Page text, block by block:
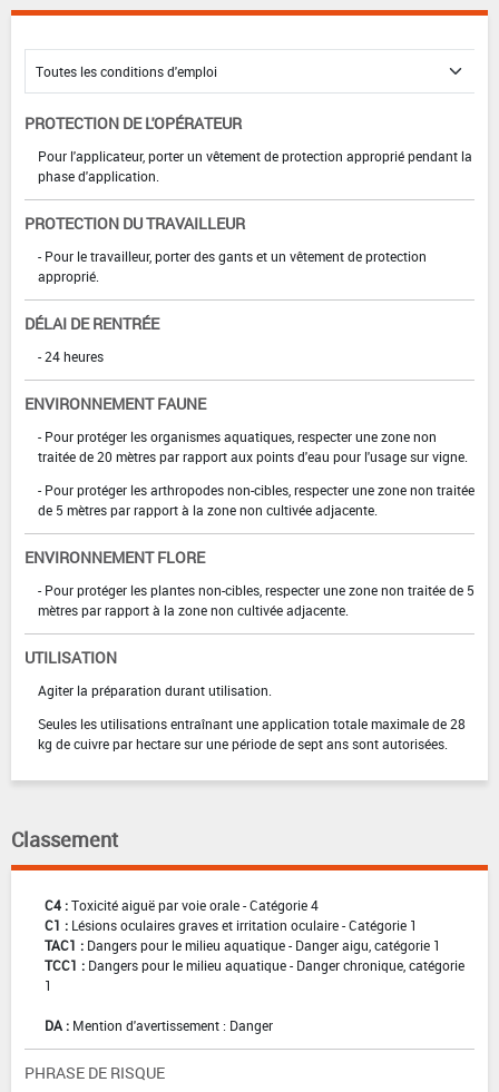
PROTECTION DE L'OPÉRATEUR
Pour l'applicateur, porter un vêtement de protection approprié pendant la
phase d'application.
PROTECTION DU TRAVAILLEUR
- Pour le travailleur, porter des gants et un vêtement de protection
approprié.
DÉLAI DE RENTRÉE
- 24 heures
ENVIRONNEMENT FAUNE
- Pour protéger les organismes aquatiques, respecter une zone non
traitée de 20 mètres par rapport aux points d'eau pour l'usage sur vigne.
- Pour protéger les arthropodes non-cibles, respecter une zone non traitée
de 5 mètres par rapport à la zone non cultivée adjacente.
ENVIRONNEMENT FLORE
- Pour protéger les plantes non-cibles, respecter une zone non traitée de 5
mètres par rapport à la zone non cultivée adjacente.
UTILISATION
Agiter la préparation durant utilisation.
Seules les utilisations entraînant une application totale maximale de 28
kg de cuivre par hectare sur une période de sept ans sont autorisées.
Classement
C4 :Toxicité aiguë par voie orale - Catégorie 4
C1 : Lésions oculaires graves et irritation oculaire - Catégorie 1
TAC1 : Dangers pour le milieu aquatique - Danger aigu, catégorie 1
TCC1 : Dangers pour le milieu aquatique - Danger chronique, catégorie
1
DA : Mention d'avertissement : Danger
PHRASE DE RISQUE